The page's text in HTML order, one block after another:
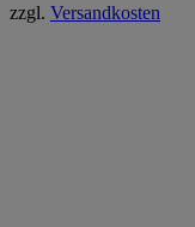
zzgl. Versandkosten